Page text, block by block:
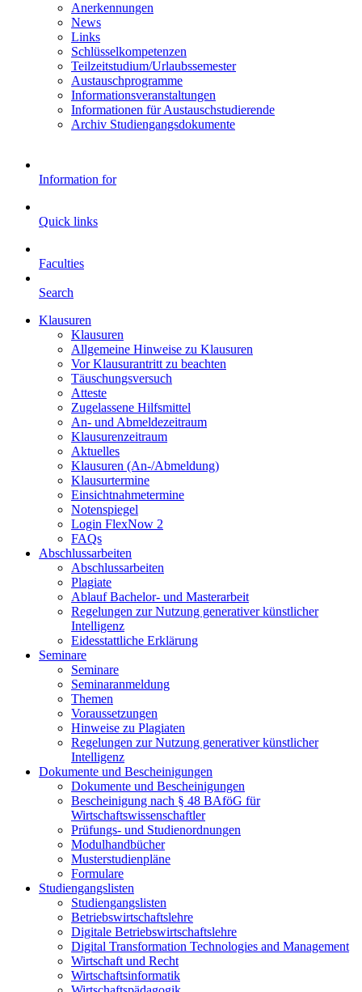
Anerkennungen
News
Links
Schlüsselkompetenzen
Teilzeitstudium/Urlaubssemester
Austauschprogramme
Informationsveranstaltungen
Informationen für Austauschstudierende
Archiv Studiengangsdokumente
Information for
Quick links
Faculties
Search
Klausuren
Klausuren
Allgemeine Hinweise zu Klausuren
Vor Klausurantritt zu beachten
Täuschungsversuch
Atteste
Zugelassene Hilfsmittel
An- und Abmeldezeitraum
Klausurenzeitraum
Aktuelles
Klausuren (An-/Abmeldung)
Klausurtermine
Einsichtnahmetermine
Notenspiegel
Login FlexNow 2
FAQs
Abschlussarbeiten
Abschlussarbeiten
Plagiate
Ablauf Bachelor- und Masterarbeit
Regelungen zur Nutzung generativer künstlicher
Intelligenz
Eidesstattliche Erklärung
Seminare
Seminare
Seminaranmeldung
Themen
Voraussetzungen
Hinweise zu Plagiaten
Regelungen zur Nutzung generativer künstlicher
Intelligenz
Dokumente und Bescheinigungen
Dokumente und Bescheinigungen
Bescheinigung nach § 48 BAföG für
Wirtschaftswissenschaftler
Prüfungs- und Studienordnungen
Modulhandbücher
Musterstudienpläne
Formulare
Studiengangslisten
Studiengangslisten
Betriebswirtschaftslehre
Digitale Betriebswirtschaftslehre
Digital Transformation Technologies and Management
Wirtschaft und Recht
Wirtschaftsinformatik